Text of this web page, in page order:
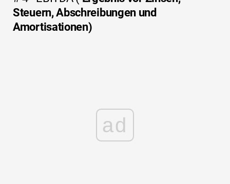
Steuern, Abschreibungen und
Amortisationen)
ad